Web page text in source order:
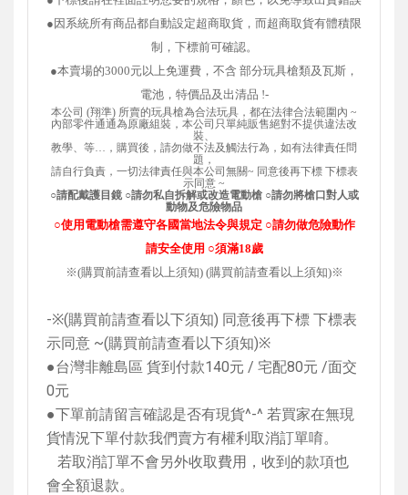
●因系統所有商品都自動設定超商取貨，而超商取貨有體積限
制，下標前可確認。
●本賣場的3000元以上免運費，不含 部分玩具槍類及瓦斯，
電池，特價品及出清品 !-
本公司 (翔準) 所賣的玩具槍為合法玩具，都在法律合法範圍內 ~
內部零件通通為原廠組裝，本公司只單純販售絕對不提供違法改
裝、
教學、等…，購買後，請勿做不法及觸法行為，如有法律責任問
題，
請自行負責， 一切法律責任與本公司無關~ 同意後再下標 下標表
示同意 ~
○請配戴護目鏡 ○請勿私自拆解或改造電動槍 ○請勿將槍口對人或
動物及危險物品
○使用電動槍需遵守各國當地法令與規定 ○請勿做危險動作
請安全使用 ○須滿18歲
※(購買前請查看以上須知) (購買前請查看以上須知)※
-※(購買前請查看以下須知) 同意後再下標 下標表
示同意 ~(購買前請查看以下須知)※
●台灣非離島區 貨到付款140元 / 宅配80元 /面交
0元
●下單前請留言確認是否有現貨^-^ 若買家在無現
貨情況下單付款我們賣方有權利取消訂單唷。
若取消訂單不會另外收取費用，收到的款項也
會全額退款。